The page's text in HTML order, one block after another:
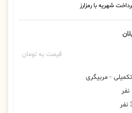
قیمت به تومان
- مربیگری